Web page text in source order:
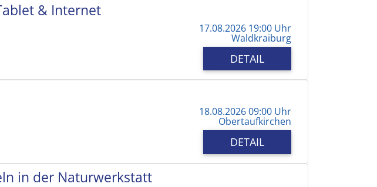
& Internet
17.08.2026 19:00 Uhr
Waldkraiburg
DETAIL
18.08.2026 09:00 Uhr
Obertaufkirchen
DETAIL
in der Naturwerkstatt